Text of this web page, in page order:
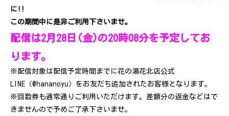
に!!
この期間中に是非ご利用下さいませ。
配信は2月28日(金)の20時08分を予定してお
ります。
※配信対象は配信予定時間までに花の湯花北店公式
LINE（@hananoyu）をお友だち追加されたお客様となります。
※回数券も通常通りご利用いただけます。差額分の返金などはで
きませんので予めご了承下さいませ。